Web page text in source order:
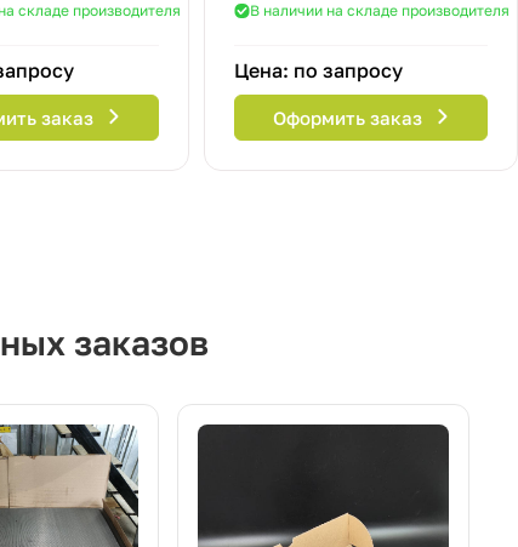
складе производителя
заказ
В наличии на складе производителя
Цена: по запросу
Оформить заказ
заказов